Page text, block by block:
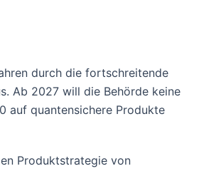
durch die fortschreitende
Ab 2027 will die Behörde keine
auf quantensichere Produkte
Produktstrategie von